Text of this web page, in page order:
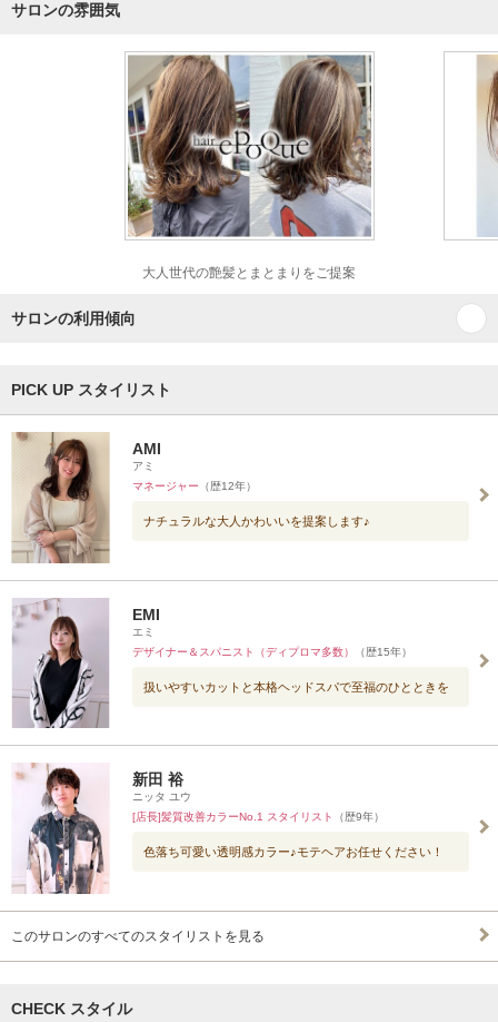
サロンの雰囲気
大人世代の艶髪とまとまりをご提案
サロンの利用傾向
PICK UP スタイリスト
AMI
アミ
マネージャー （歴12年）
ナチュラルな大人かわいいを提案します♪
EMI
エミ
デザイナー＆スパニスト（ディプロマ多数）
（歴15年）
扱いやすいカットと本格ヘッドスパで至福のひとときを
新田 裕
ニッタ ユウ
[店長]髪質改善カラーNo.1 スタイリスト
（歴9年）
色落ち可愛い透明感カラー♪モテヘアお任せください！
このサロンのすべてのスタイリストを見る
CHECK スタイル